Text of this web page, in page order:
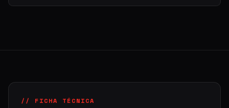
// FICHA TÉCNICA